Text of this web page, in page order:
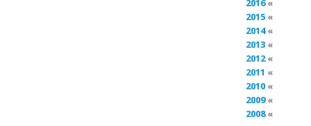
2016
2015
2014
2013
2012
2011
2010
2009
2008